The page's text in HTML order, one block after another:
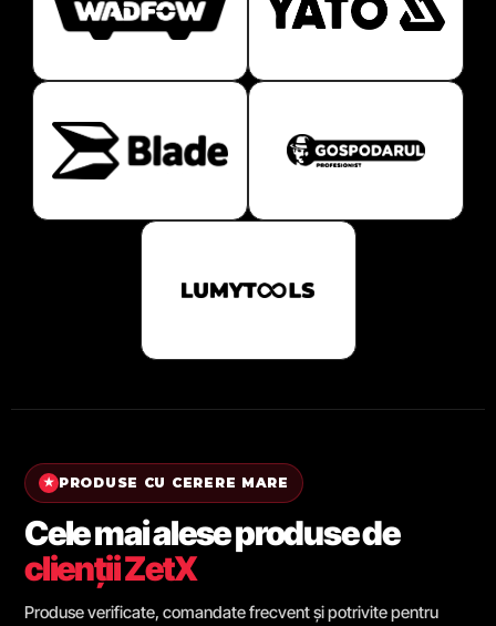
★ PRODUSE CU CERERE MARE
Cele mai alese produse de
clienții ZetX
Produse verificate, comandate frecvent și potrivite pentru